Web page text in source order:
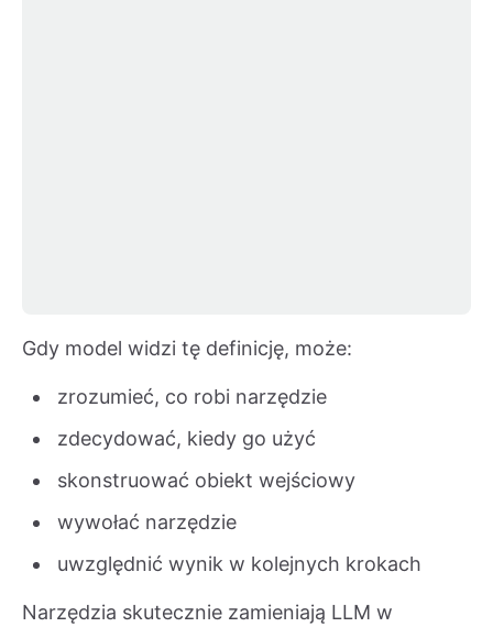
Gdy model widzi tę definicję, może:
zrozumieć, co robi narzędzie
zdecydować, kiedy go użyć
skonstruować obiekt wejściowy
wywołać narzędzie
uwzględnić wynik w kolejnych krokach
Narzędzia skutecznie zamieniają LLM w